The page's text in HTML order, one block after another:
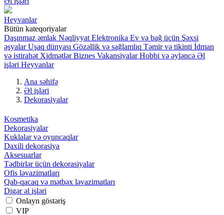
Heyvanlar
Bütün kateqoriyalar
Daşınmaz əmlak Nəqliyyat Elektronika Ev və bağ üçün Şəxsi
əşyalar Uşaq dünyası Gözəllik və sağlamlıq Təmir və tikinti İdman
və istirahət Xidmətlər Biznes Vakansiyalar Hobbi və əyləncə Əl
işləri Heyvanlar
Ana səhifə
Əl işləri
Dekorasiyalar
Kosmetika
Dekorasiyalar
Kuklalar və oyuncaqlar
Daxili dekorasiya
Aksesuarlar
Tədbirlər üçün dekorasiyalar
Ofis ləvazimatları
Qab-qacaq və mətbəx ləvazimatları
Digər əl işləri
Onlayn göstəriş
VIP